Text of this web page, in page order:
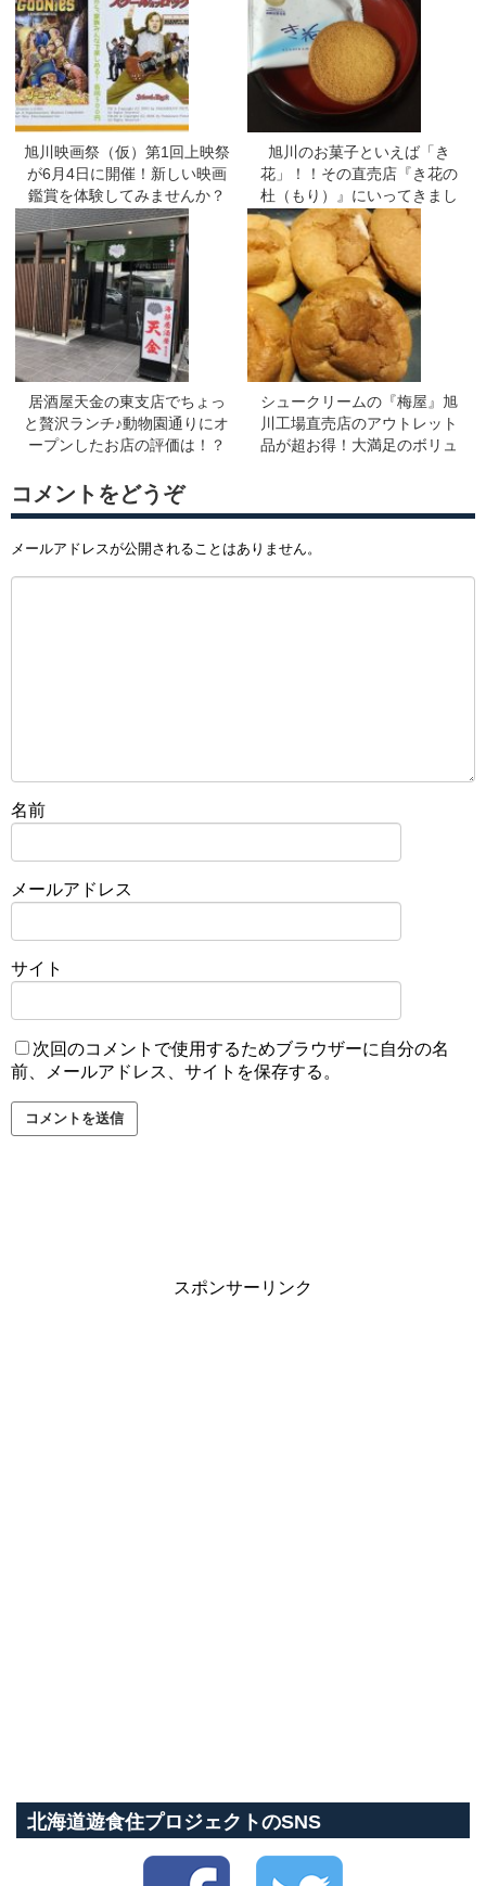
旭川映画祭（仮）第1回上映祭
が6月4日に開催！新しい映画
鑑賞を体験してみませんか？
旭川のお菓子といえば「き
花」！！その直売店『き花の
杜（もり）』にいってきまし
たよー
居酒屋天金の東支店でちょっ
と贅沢ランチ♪動物園通りにオ
ープンしたお店の評価は！？
シュークリームの『梅屋』旭
川工場直売店のアウトレット
品が超お得！大満足のボリュ
コメントをどうぞ
メールアドレスが公開されることはありません。
名前
メールアドレス
サイト
次回のコメントで使用するためブラウザーに自分の名
前、メールアドレス、サイトを保存する。
スポンサーリンク
北海道遊食住プロジェクトのSNS